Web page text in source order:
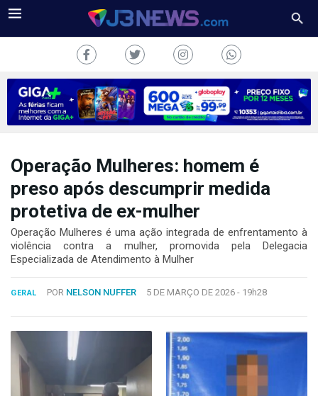
J3NEWS
TV
COLUNAS
FALE
Copyright
Desenvolvido
por
Hesea
Tecnologia
Operação Mulheres: homem é
preso após descumprir medida
protetiva de ex-mulher
Operação Mulheres é uma ação integrada de enfrentamento à
violência contra a mulher, promovida pela Delegacia
Especializada de Atendimento à Mulher
GERAL POR NELSON NUFFER 5 DE MARÇO DE 2026 - 19h28